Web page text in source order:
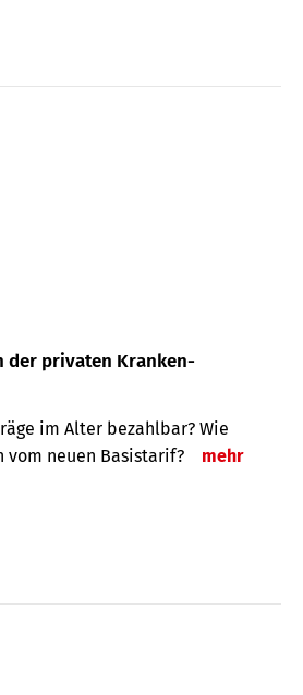
der privaten Kranken­
im Alter bezahlbar? Wie
vom neuen Basistarif?
mehr